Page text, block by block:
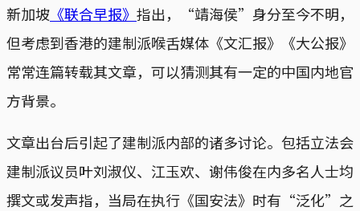
新加坡 《联合早报》 指出，“靖海侯”身分至今不明，
但考虑到香港的建制派喉舌媒体《文汇报》《大公报》
常常连篇转载其文章，可以猜测其有一定的中国内地官
方背景。
文章出台后引起了建制派内部的诸多讨论。包括立法会
建制派议员叶刘淑仪、江玉欢、谢伟俊在内多名人士均
撰文或发声指，当局在执行《国安法》时有“泛化”之